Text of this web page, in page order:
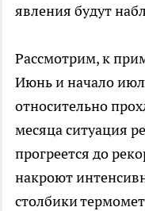
явления будут
Рассмотрим, к
Июнь и начало
относительно
месяца ситуация
прогреется до
накроют
столбики